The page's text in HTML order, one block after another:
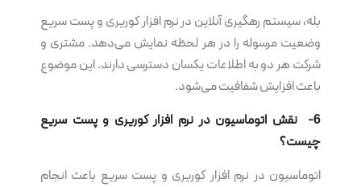
بله، سیستم رهگیری آنلاین در نرم‌ افزار کوریری و پست سریع
وضعیت مرسوله را در هر لحظه نمایش می‌دهد. مشتری و
شرکت هر دو به اطلاعات یکسان دسترسی دارند. این موضوع
باعث افزایش شفافیت می‌شود.
6- نقش اتوماسیون در نرم‌ افزار کوریری و پست سریع
چیست؟
اتوماسیون در نرم‌ افزار کوریری و پست سریع باعث انجام